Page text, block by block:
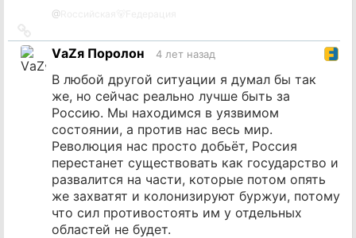
@
на
источник
VаZя Поролон 4 лет назад
В любой другой ситуации я думал бы так
же, но сейчас реально лучше быть за
Россию. Мы находимся в уязвимом
состоянии, а против нас весь мир.
Революция нас просто добьёт, Россия
перестанет существовать как государство и
развалится на части, которые потом опять
же захватят и колонизируют буржуи, потому
что сил противостоять им у отдельных
областей не будет.